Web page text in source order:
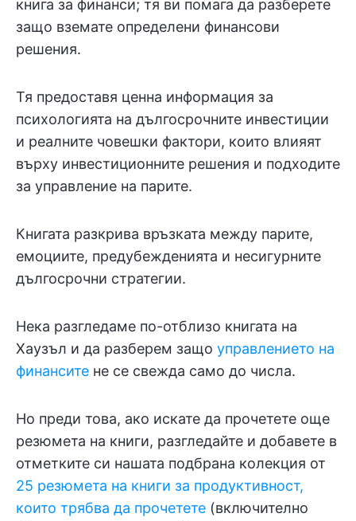
книга за финанси; тя ви помага да разберете
защо вземате определени финансови
решения.
Тя предоставя ценна информация за
психологията на дългосрочните инвестиции
и реалните човешки фактори, които влияят
върху инвестиционните решения и подходите
за управление на парите.
Книгата разкрива връзката между парите,
емоциите, предубежденията и несигурните
дългосрочни стратегии.
Нека разгледаме по-отблизо книгата на
Хаузъл и да разберем защо управлението на
финансите не се свежда само до числа.
Но преди това, ако искате да прочетете още
резюмета на книги, разгледайте и добавете в
отметките си нашата подбрана колекция от
25 резюмета на книги за продуктивност,
които трябва да прочетете (включително